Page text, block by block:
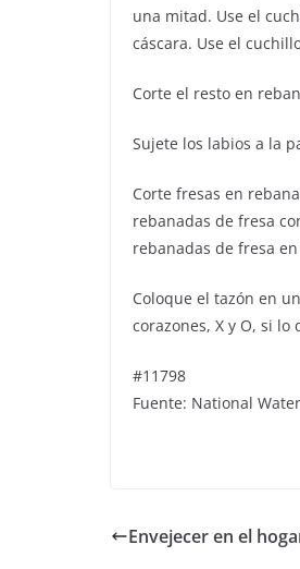
una mitad. Use el
cáscara. Use el
Corte el resto en
Sujete los labios a la
Corte fresas en
rebanadas de fresa
rebanadas de fresa
Coloque el tazón en
corazones, X y O, si lo
#11798
Fuente: National
Envejecer en el